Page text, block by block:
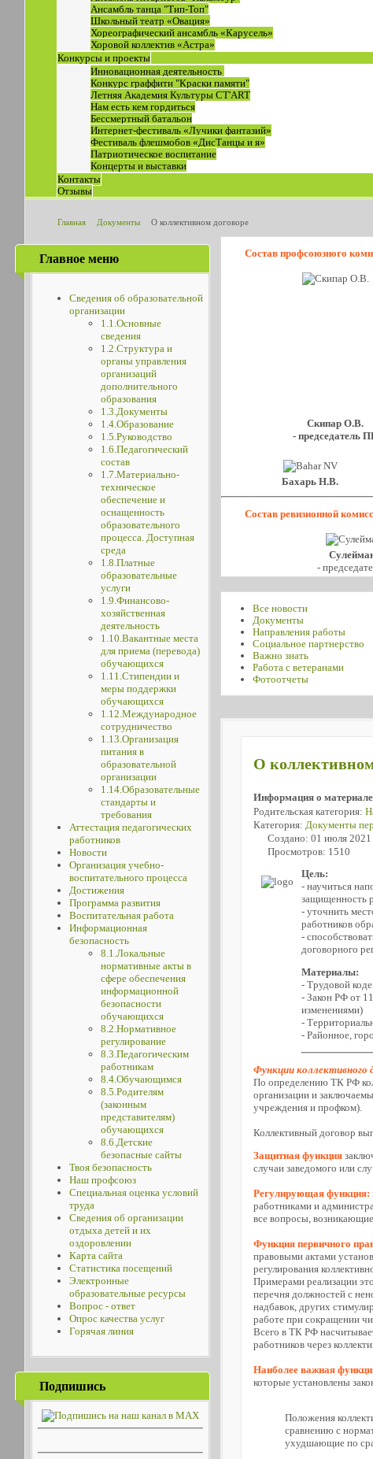
Ансамбль танца "Тип-Топ"
Школьный театр «Овация»
Хореографический ансамбль «Карусель»
Хоровой коллектив «Астра»
Конкурсы и проекты
Инновационная деятельность
Конкурс граффити "Краски памяти"
Летняя Академия Культуры СТ'ART
Нам есть кем гордиться
Бессмертный батальон
Интернет-фестиваль «Лучики фантазий»
Фестиваль флешмобов «ДисТанцы и я»
Патриотическое воспитание
Концерты и выставки
Контакты
Отзывы
Главная Документы О коллективном договоре
Главное меню
Сведения об образовательной
организации
1.1.Основные
сведения
1.2.Структура и
органы управления
организаций
дополнительного
образования
1.3.Документы
1.4.Образование
1.5.Руководство
1.6.Педагогический
состав
1.7.Материально-
техническое
обеспечение и
оснащенность
образовательного
процесса. Доступная
среда
1.8.Платные
образовательные
услуги
1.9.Финансово-
хозяйственная
деятельность
1.10.Вакантные места
для приема (перевода)
обучающихся
1.11.Стипендии и
меры поддержки
обучающихся
1.12.Международное
сотрудничество
1.13.Организация
питания в
образовательной
организации
1.14.Образовательные
стандарты и
требования
Аттестация педагогических
работников
Новости
Организация учебно-
воспитательного процесса
Достижения
Программа развития
Воспитательная работа
Информационная
безопасность
8.1.Локальные
нормативные акты в
сфере обеспечения
информационной
безопасности
обучающихся
8.2.Нормативное
регулирование
8.3.Педагогическим
работникам
8.4.Обучающимся
8.5.Родителям
(законным
представителям)
обучающихся
8.6.Детские
безопасные сайты
Твоя безопасность
Наш профсоюз
Специальная оценка условий
труда
Сведения об организации
отдыха детей и их
оздоровлении
Карта сайта
Статистика посещений
Электронные
образовательные ресурсы
Вопрос - ответ
Опрос качества услуг
Горячая линия
Подпишись
Состав профсоюзного
Скипар О.В.
- председатель
Бахарь Н.В.
Состав ревизионной
-
Все новости
Документы
Направления работы
Социальное партнерство
Важно знать
Работа с ветеранами
Фотоотчеты
О
Информация о материале
Родительская категория:
Категория: Документы
Создано: 01 июля 2021
Просмотров: 1510
Цель:
- научиться
защищенность
- уточнить
работников
-
договорного
Материалы:
- Трудовой
- Закон РФ от
изменениями)
-
- Районное,
Функции коллективного
По определению ТК РФ
организации и
учреждения и профком).
Коллективный договор
Защитная функция
случаи заведомого или
Регулирующая функция:
работниками и
все вопросы,
Функция первичного
правовыми актами
регулирования
Примерами реализации
перечня должностей с
надбавок, других
работе при сокращении
Всего в ТК РФ
работников через
Наиболее важная
которые установлены
Положения
сравнению с
ухудшающие по